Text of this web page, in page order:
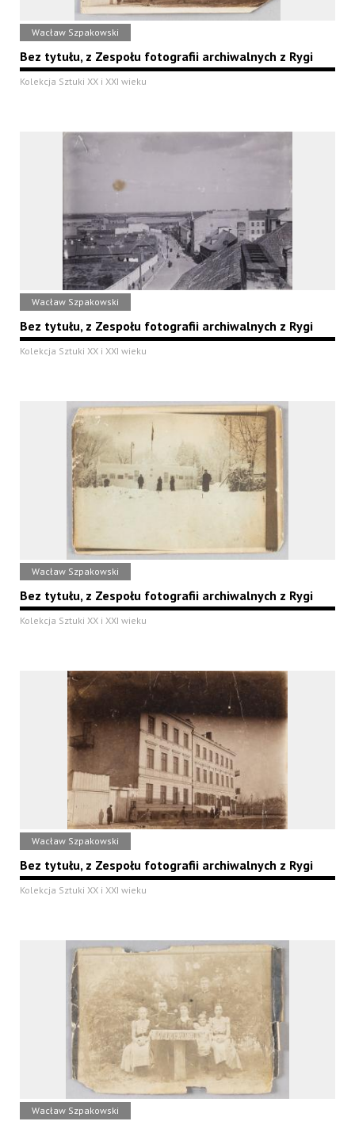
Wacław Szpakowski
Bez tytułu, z Zespołu fotografii archiwalnych z Rygi
Kolekcja Sztuki XX i XXI wieku
Wacław Szpakowski
Bez tytułu, z Zespołu fotografii archiwalnych z Rygi
Kolekcja Sztuki XX i XXI wieku
Wacław Szpakowski
Bez tytułu, z Zespołu fotografii archiwalnych z Rygi
Kolekcja Sztuki XX i XXI wieku
Wacław Szpakowski
Bez tytułu, z Zespołu fotografii archiwalnych z Rygi
Kolekcja Sztuki XX i XXI wieku
Wacław Szpakowski